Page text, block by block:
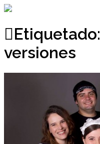
Ir
contenido
Etiquetado:
versiones